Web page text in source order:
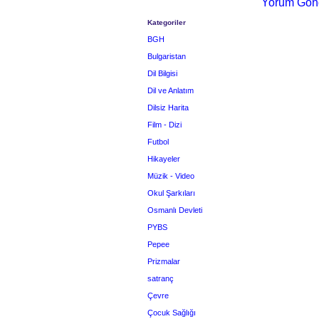
Yorum
Kategoriler
BGH
Bulgaristan
Dil Bilgisi
Dil ve Anlatım
Dilsiz Harita
Film - Dizi
Futbol
Hikayeler
Müzik - Video
Okul Şarkıları
Osmanlı Devleti
PYBS
Pepee
Prizmalar
satranç
Çevre
Çocuk Sağlığı